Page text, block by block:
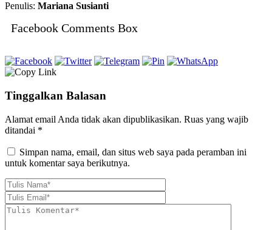
Penulis: Mariana Susianti
Facebook Comments Box
Tinggalkan Balasan
Alamat email Anda tidak akan dipublikasikan. Ruas yang wajib
ditandai *
Simpan nama, email, dan situs web saya pada peramban ini
untuk komentar saya berikutnya.